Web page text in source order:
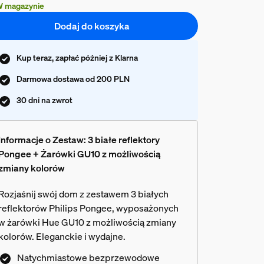
magazynie
Dodaj do koszyka
Kup teraz, zapłać później z Klarna
Darmowa dostawa od 200 PLN
30 dni na zwrot
o Zestaw: 3 białe reflektory
+ Żarówki GU10 z możliwością
kolorów
swój dom z zestawem 3 białych
Philips Pongee, wyposażonych
żarówki Hue GU10 z możliwością zmiany
Eleganckie i wydajne.
Natychmiastowe bezprzewodowe